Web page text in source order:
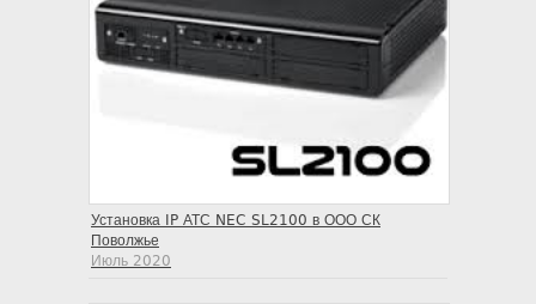
Установка IP АТС NEC SL2100 в ООО СК
Поволжье
Июль 2020